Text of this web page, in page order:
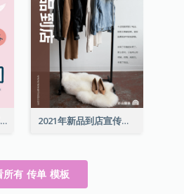
情人節酒吧派對宣傳單張 2021年新品到店宣传单张
所有 传单 模板